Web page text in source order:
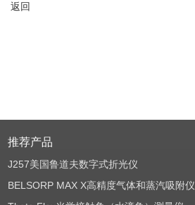
返回
推荐产品
J257美国鲁道夫数字式折光仪
BELSORP MAX X高精度气体和蒸汽吸附仪